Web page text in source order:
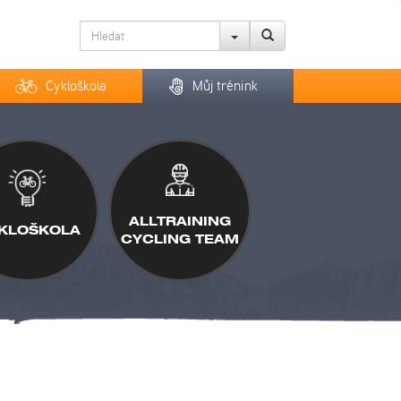
Cykloškola Můj trénink
ALLTRAINING
CYCLING TEAM